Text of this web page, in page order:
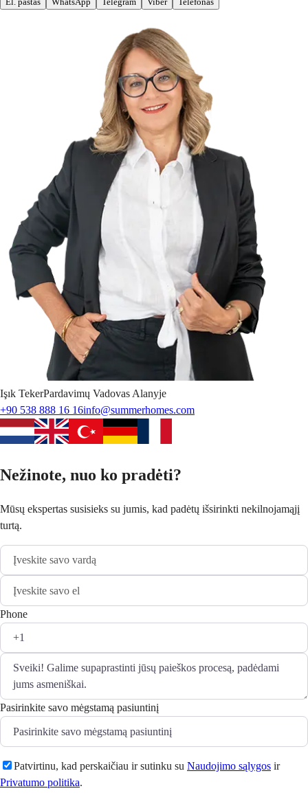
Işık TekerPardavimų Vadovas Alanyje
+90 538 888 16 16info@summerhomes.com
Nežinote, nuo ko pradėti?
Mūsų ekspertas susisieks su jumis, kad padėtų išsirinkti nekilnojamąjį
turtą.
Phone
Pasirinkite savo mėgstamą pasiuntinį
Patvirtinu, kad perskaičiau ir sutinku su Naudojimo sąlygos ir
Privatumo politika.